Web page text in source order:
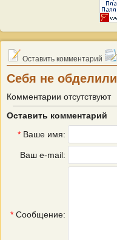
Оставить комментарий
Себя не обделили
Комментарии отсутствуют
Оставить комментарий
* Ваше имя:
Ваш e-mail:
* Сообщение: